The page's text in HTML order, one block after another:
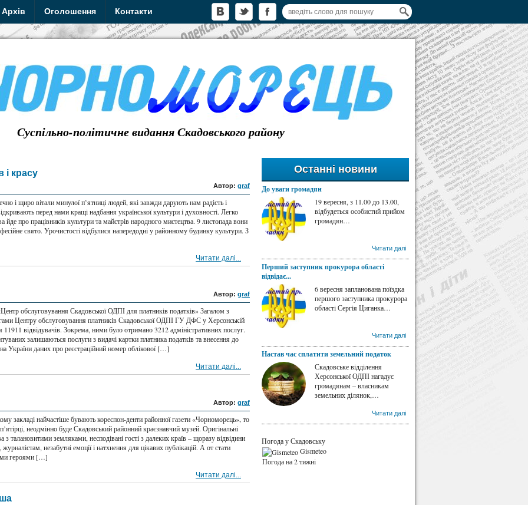
Архів Оголошення Контакти
Суспільно-політичне видання Скадовського району
і красу
Автор: graf
і щиро вітали минулої п’ятниці людей, які завжди дарують нам радість і
перед нами кращі надбання української культури і духовності. Легко
йде про працівників культури та майстрів народного мистецтва. 9 листопада вони
свято. Урочистості відбулися напередодні у районному будинку культури. З
Читати далі...
Автор: graf
обслуговування Скадовської ОДПІ для платників податків» Загалом з
Центру обслуговування платників Скадовської ОДПІ ГУ ДФС у Херсонській
11911 відвідувачів. Зокрема, ними було отримано 3212 адміністративних послуг.
залишаються послуги з видачі картки платника податків та внесення до
України даних про реєстраційний номер облікової […]
Читати далі...
Автор: graf
закладі найчастіше бувають кореспон-денти районної газети «Чорноморець», то
неодмінно буде Скадовський районний краєзнавчий музей. Оригінальні
з талановитими земляками, несподівані гості з далеких країв – щоразу відвідини
незабутні емоції і натхнення для цікавих публікацій. А от стати
героями […]
Читати далі...
Останні новини
До уваги громадян
19 вересня, з 11.00 до 13.00,
відбудеться особистий прийом
громадян…
Читати далі
Перший заступник прокурора області
відвідає...
6 вересня запланована поїздка
першого заступника прокурора
області Сергія Циганка…
Читати далі
Настав час сплатити земельний податок
Скадовське відділення
Херсонської ОДПІ нагадує
громадянам – власникам
земельних ділянок,…
Читати далі
Погода у Скадовську
Gismeteo
Погода на 2 тижні